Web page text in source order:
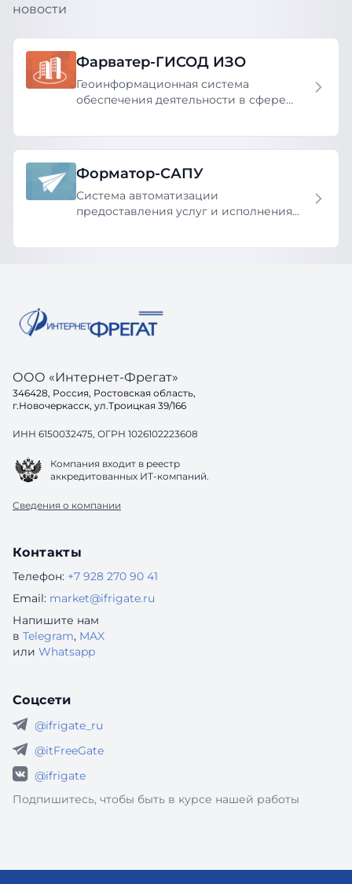
новости
Фарватер-ГИСОД ИЗО
Геоинформационная система
обеспечения деятельности в сфере
Форматор-САПУ
Система автоматизации
предоставления услуг и исполнения
ООО «Интернет-Фрегат»
346428, Россия, Ростовская область,
г.Новочеркасск, ул.Троицкая 39/166
ИНН 6150032475, ОГРН 1026102223608
Компания входит в реестр
аккредитованных ИТ-компаний.
Сведения о компании
Контакты
Телефон: +7 928 270 90 41
Email: market@ifrigate.ru
Напишите нам
в Telegram, MAX
или Whatsapp
Соцсети
@ifrigate_ru
@itFreeGate
@ifrigate
Подпишитесь, чтобы быть в курсе нашей работы